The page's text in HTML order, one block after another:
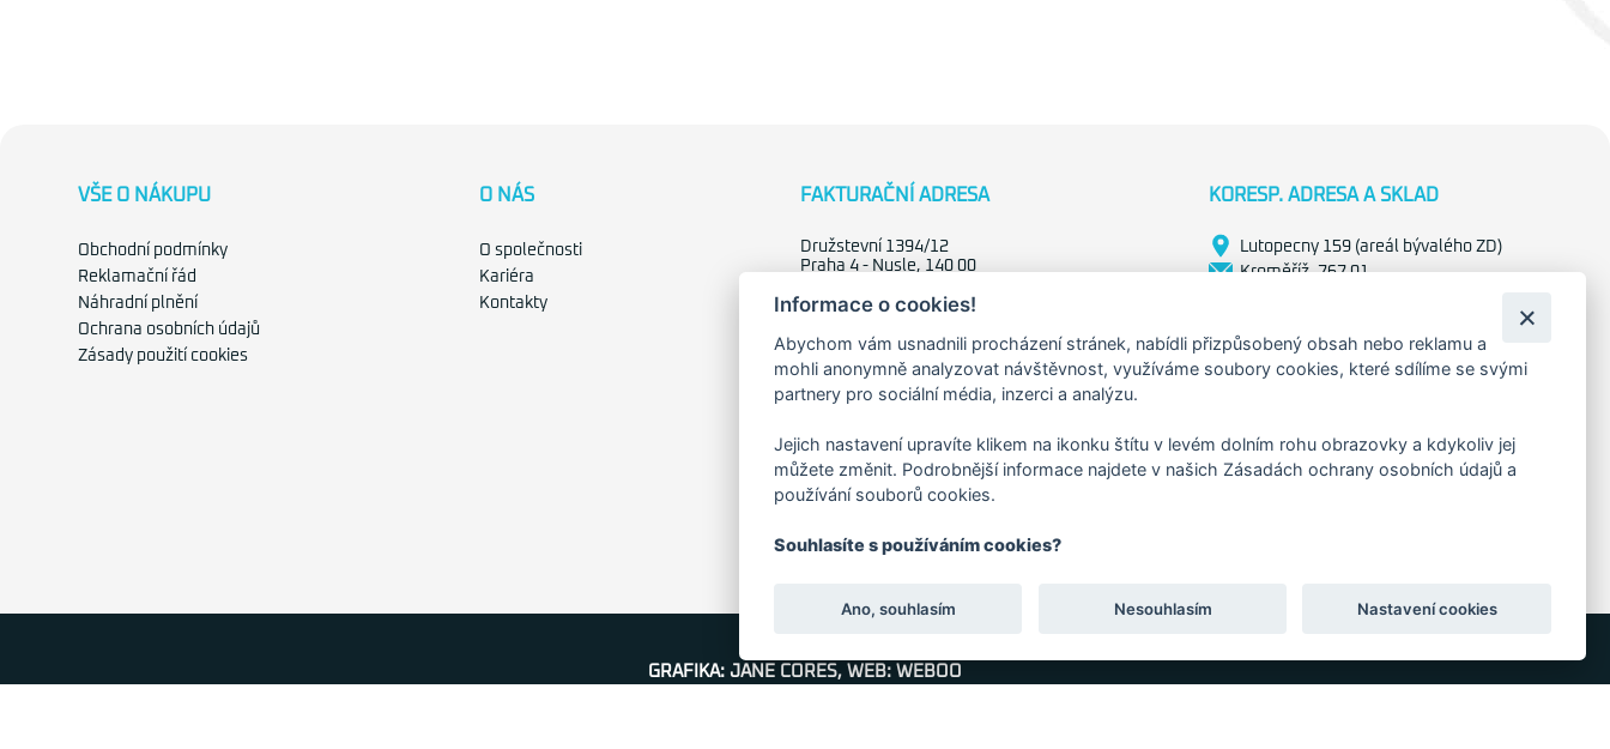
VŠE O NÁKUPU
Obchodní podmínky
Reklamační řád
Náhradní plnění
Ochrana osobních údajů
Zásady použití cookies
O NÁS
O společnosti
Kariéra
Kontakty
FAKTURAČNÍ ADRESA
Družstevní 1394/12
Praha 4 - Nusle, 140 00
DIČ: CZ28404009
KORESP. ADRESA A SKLAD
Lutopecny 159 (areál bývalého ZD)
Kroměříž, 767 01
GRAFIKA: JANE CORES, WEB: WEBOO
Informace o cookies!
Abychom vám usnadnili procházení stránek, nabídli přizpůsobený obsah nebo reklamu a
mohli anonymně analyzovat návštěvnost, využíváme soubory cookies, které sdílíme se svými
partnery pro sociální média, inzerci a analýzu.
Jejich nastavení upravíte klikem na ikonku štítu v levém dolním rohu obrazovky a kdykoliv jej
můžete změnit. Podrobnější informace najdete v našich Zásadách ochrany osobních údajů a
používání souborů cookies.
Souhlasíte s používáním cookies?
Ano, souhlasím Nesouhlasím Nastavení cookies